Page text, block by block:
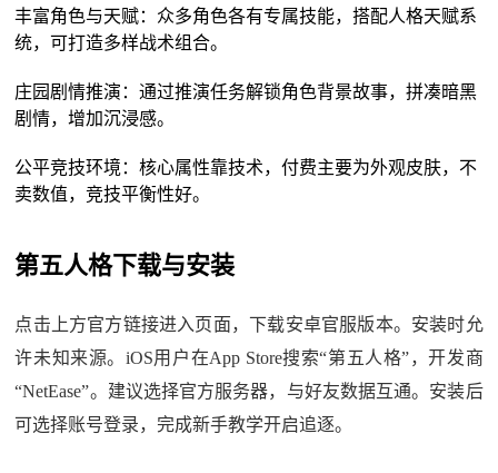
丰富角色与天赋：众多角色各有专属技能，搭配人格天赋系
统，可打造多样战术组合。
庄园剧情推演：通过推演任务解锁角色背景故事，拼凑暗黑
剧情，增加沉浸感。
公平竞技环境：核心属性靠技术，付费主要为外观皮肤，不
卖数值，竞技平衡性好。
第五人格下载与安装
点击上方官方链接进入页面，下载安卓官服版本。安装时允
许未知来源。iOS用户在App Store搜索“第五人格”，开发商
“NetEase”。建议选择官方服务器，与好友数据互通。安装后
可选择账号登录，完成新手教学开启追逐。